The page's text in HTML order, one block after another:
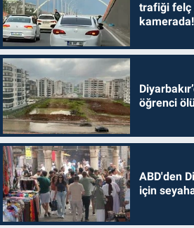
trafiği felç
kamerada!
öğrenci
ABD'den
için